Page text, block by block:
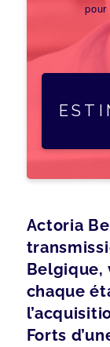
Actoria
Belgique,
chaque
Forts